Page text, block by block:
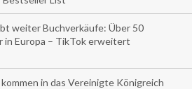
weiter Buchverkäufe: Über 50
in Europa – TikTok erweitert
in das Vereinigte Königreich